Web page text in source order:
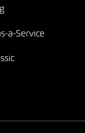
a-Service